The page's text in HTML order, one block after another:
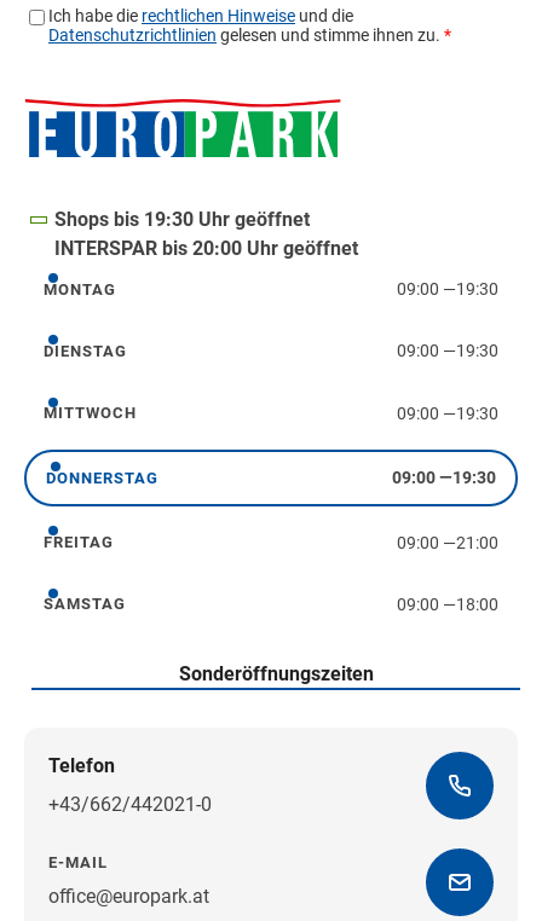
Shops bis 19:30 Uhr geöffnet
INTERSPAR bis 20:00 Uhr geöffnet
Montag
MONTAG 09:00 —19:30
Dienstag
DIENSTAG 09:00 —19:30
Mittwoch
MITTWOCH 09:00 —19:30
Donnerstag
DONNERSTAG 09:00—19:30
Freitag
FREITAG 09:00 —21:00
Samstag
SAMSTAG 09:00 —18:00
Sonderöffnungszeiten
Telefon
+43/662/442021-0
E-MAIL
office@europark.atWegbeschreibung erhalten